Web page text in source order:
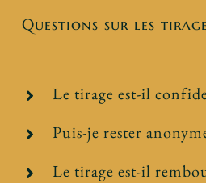
Questions sur les
Le tirage est-il
Puis-je rester
Le tirage est-il